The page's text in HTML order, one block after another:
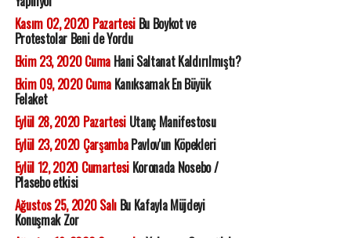
Kasım 02, 2020 PazartesiBu Boykot ve
Protestolar Beni de Yordu
Ekim 23, 2020 CumaHani Saltanat Kaldırılmıştı?
Ekim 09, 2020 CumaKanıksamak En Büyük
Felaket
Eylül 28, 2020 PazartesiUtanç Manifestosu
Eylül 23, 2020 ÇarşambaPavlov'un Köpekleri
Eylül 12, 2020 CumartesiKoronada Nosebo /
Plasebo etkisi
Ağustos 25, 2020 SalıBu Kafayla Müjdeyi
Konuşmak Zor